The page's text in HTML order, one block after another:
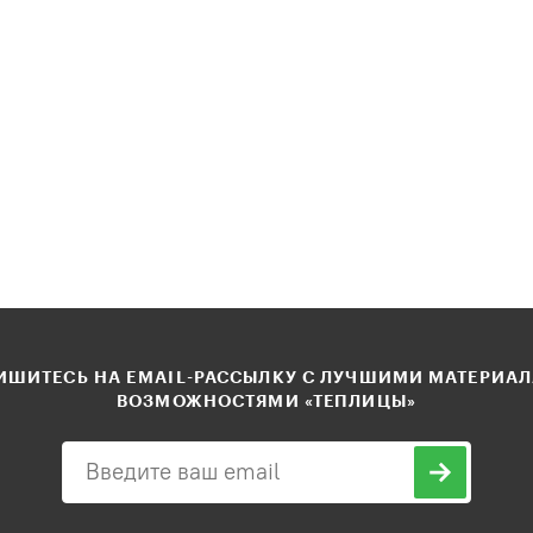
НА EMAIL-РАССЫЛКУ С ЛУЧШИМИ
ВОЗМОЖНОСТЯМИ «ТЕПЛИЦЫ»